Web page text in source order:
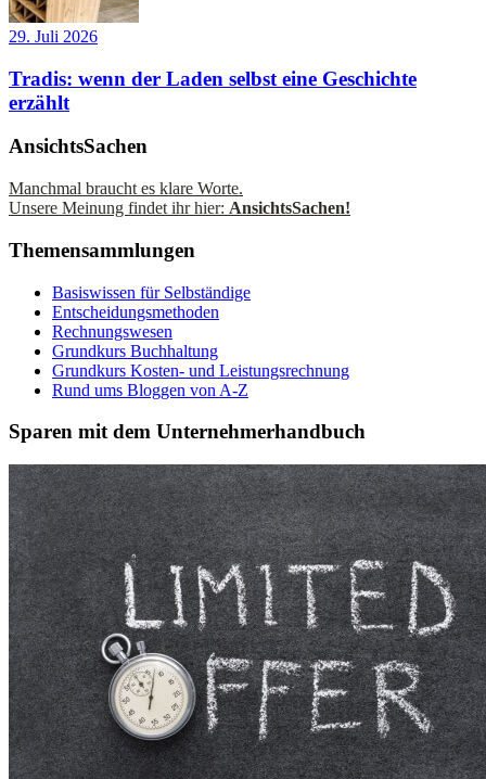
29. Juli 2026
Tradis: wenn der Laden selbst eine Geschichte
erzählt
AnsichtsSachen
Manchmal braucht es klare Worte.
Unsere Meinung findet ihr hier: AnsichtsSachen!
Themensammlungen
Basiswissen für Selbständige
Entscheidungsmethoden
Rechnungswesen
Grundkurs Buchhaltung
Grundkurs Kosten- und Leistungsrechnung
Rund ums Bloggen von A-Z
Sparen mit dem Unternehmerhandbuch